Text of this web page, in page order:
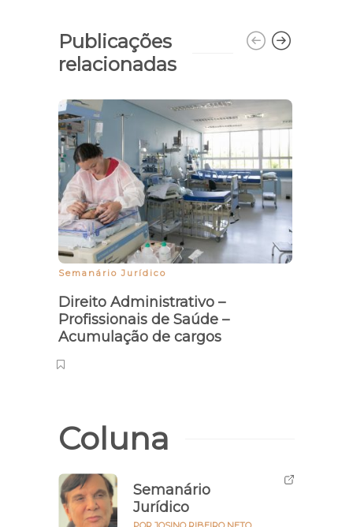
Publicações
relacionadas
Semanário Jurídico
Direito Administrativo –
Profissionais de Saúde –
Acumulação de cargos
Coluna
Semanário
Jurídico